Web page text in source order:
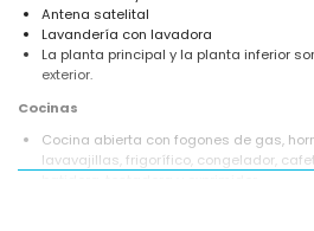
Antena satelital
Lavandería con lavadora
La planta principal y la planta inferior
exterior.
Cocinas
Cocina abierta con fogones de gas,
lavavajillas, frigorífico, congelador,